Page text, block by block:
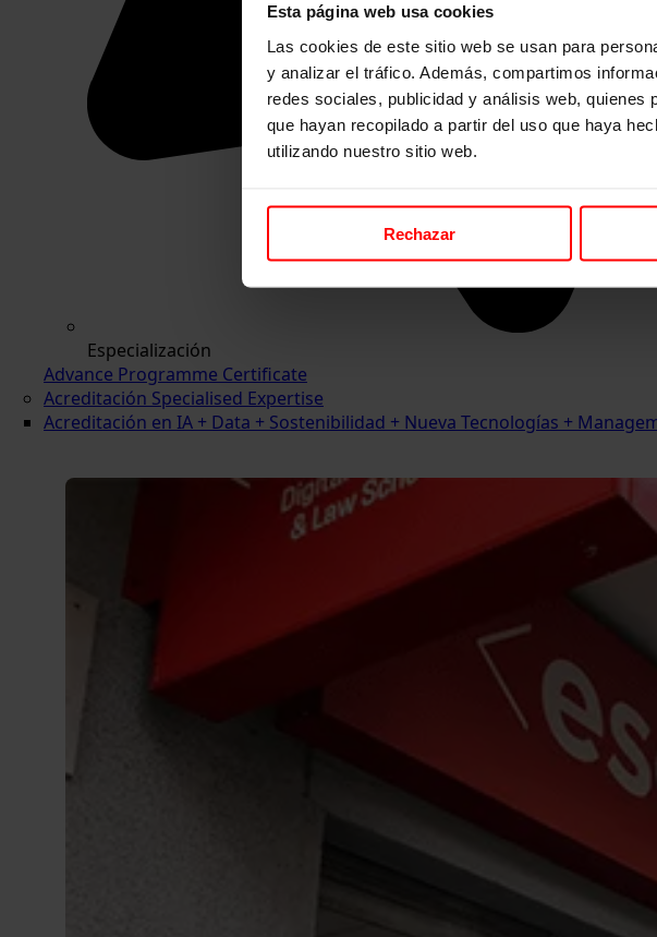
Esta página web usa cookies
Las cookies de este sitio web se usan para
y analizar el tráfico. Además, compartimos
redes sociales, publicidad y análisis web, quienes
que hayan recopilado a partir del uso que haya
utilizando nuestro sitio web.
Rechazar
Especialización
Advance Programme Certificate
Acreditación Specialised Expertise
Acreditación en IA + Data + Sostenibilidad + Nueva Tecnologías +